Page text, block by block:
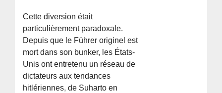
Cette diversion était
particulièrement paradoxale.
Depuis que le Führer originel est
mort dans son bunker, les États-
Unis ont entretenu un réseau de
dictateurs aux tendances
hitlériennes, de Suharto en